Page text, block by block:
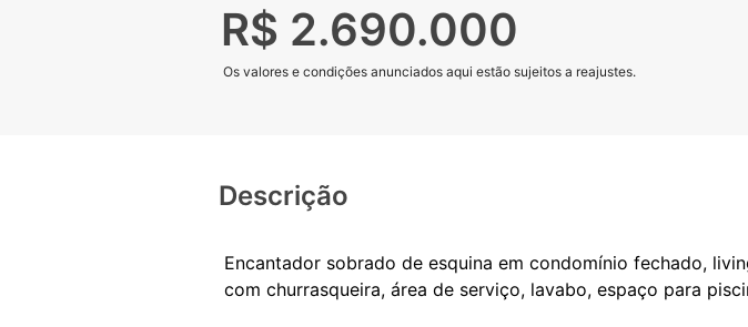
R$ 2.690.000
Os valores e condições anunciados aqui estão sujeitos a reajustes.
Descrição
Encantador sobrado de esquina em condomínio fechado,